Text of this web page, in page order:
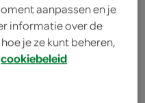
aanpassen en je
informatie over de
je ze kunt beheren,
cookiebeleid